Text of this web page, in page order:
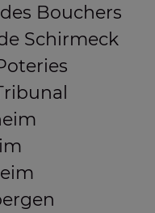
Bouchers
Schirmeck